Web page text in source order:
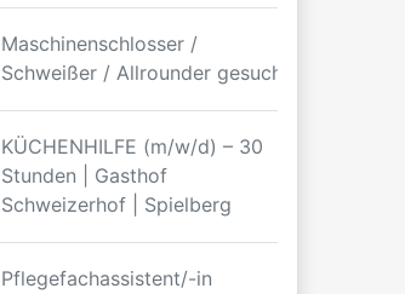
Maschinenschlosser /
Schweißer / Allrounder gesucht
KÜCHENHILFE (m/w/d) – 30
Stunden | Gasthof
Schweizerhof | Spielberg
Pflegefachassistent/-in